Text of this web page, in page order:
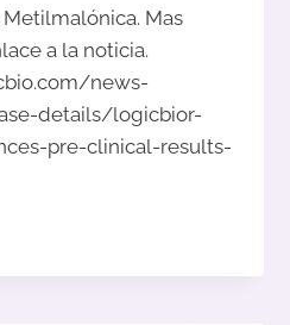
Mas
a la noticia.
news-
details/logicbior-
pre-clinical-results-